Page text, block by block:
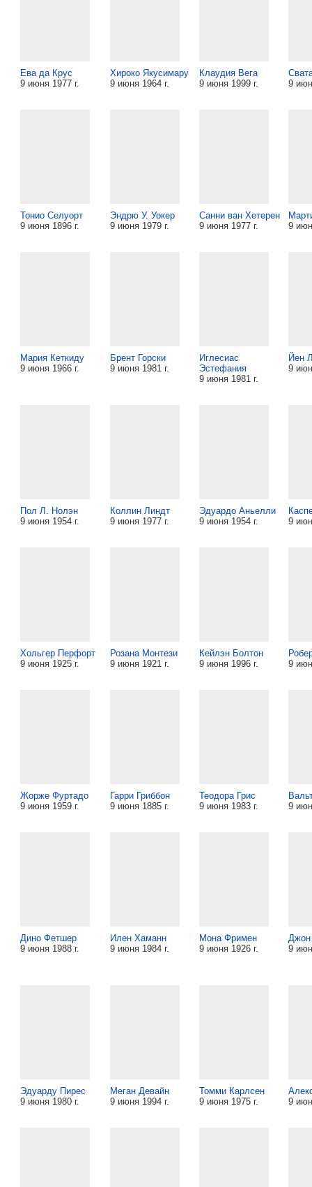
Ева да Крус
9 июня 1977 г.
Хироко Якусимару
9 июня 1964 г.
Клаудия Вега
9 июня 1999 г.
9
Тонио Селуорт
9 июня 1896 г.
Эндрю У. Уокер
9 июня 1979 г.
Санни ван Хетерен
9 июня 1977 г.
9
Мария Кеткиду
9 июня 1966 г.
Брент Горски
9 июня 1981 г.
Иглесиас
Эстефания
9 июня 1981 г.
Йен
9
Пол Л. Нолэн
9 июня 1954 г.
Коллин Линдт
9 июня 1977 г.
Эдуардо Аньелли
9 июня 1954 г.
9
Хольгер Перфорт
9 июня 1925 г.
Розана Монтези
9 июня 1921 г.
Кейлэн Болтон
9 июня 1996 г.
9
Жорже Фуртадо
9 июня 1959 г.
Гарри Гриббон
9 июня 1885 г.
Теодора Грис
9 июня 1983 г.
9
Дино Фетшер
9 июня 1988 г.
Илен Хаманн
9 июня 1984 г.
Мона Фримен
9 июня 1926 г.
Джон
9
Эдуарду Пирес
9 июня 1980 г.
Меган Девайн
9 июня 1994 г.
Томми Карлсен
9 июня 1975 г.
9